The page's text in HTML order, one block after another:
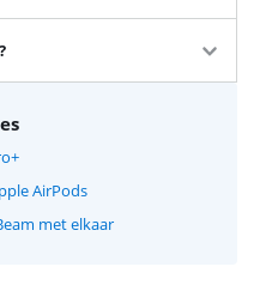
AirPods
met elkaar